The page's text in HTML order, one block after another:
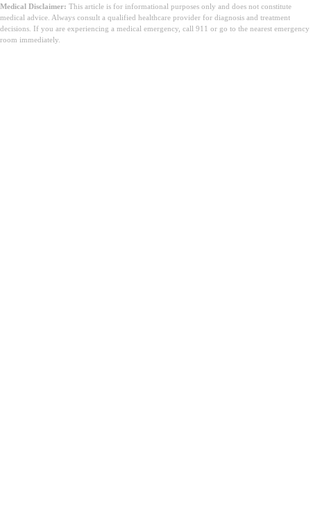
Medical Disclaimer: This article is for informational purposes only and does not constitute
medical advice. Always consult a qualified healthcare provider for diagnosis and treatment
decisions. If you are experiencing a medical emergency, call 911 or go to the nearest emergency
room immediately.